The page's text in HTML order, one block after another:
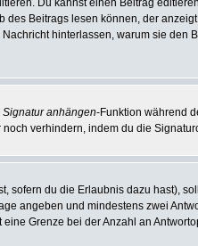
Du kannst einen Beitrag
Beitrags lesen können, der
hinterlassen, warum sie den
Signatur anhängen-Funktion während
verhindern, indem du die
sofern du die Erlaubnis dazu hast),
angeben und mindestens zwei
Grenze bei der Anzahl an